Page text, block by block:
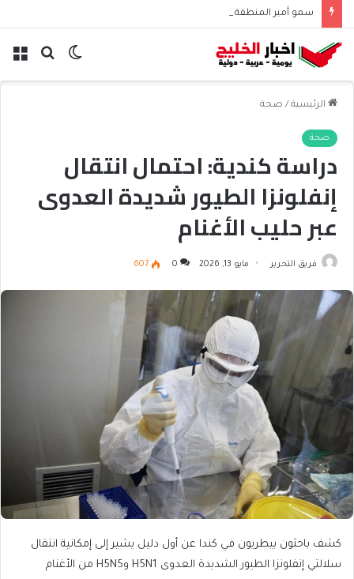
بحث الوضع
الرئيسية / صحة
صحة
دراسة كندية: احتمال انتقال
إنفلونزا الطيور شديدة العدوى
عبر حليب الأغنام
فريق التحرير مايو 13, 2026 0
607
كشف باحثون بيطريون في كندا عن أول دليل يشير إلى إمكانية انتقال
سلالتي إنفلونزا الطيور الشديدة العدوى H5N1 وH5N5 من الأغنام